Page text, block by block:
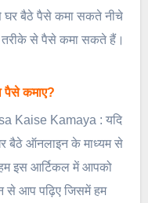
बैठे पैसे कमा सकते नीचे
तरीके से पैसे कमा सकते हैं।
पैसे कमाए?
Kaise Kamaya : यदि
बैठे ऑनलाइन के माध्यम से
इस आर्टिकल में आपको
से आप पढ़िए जिसमें हम